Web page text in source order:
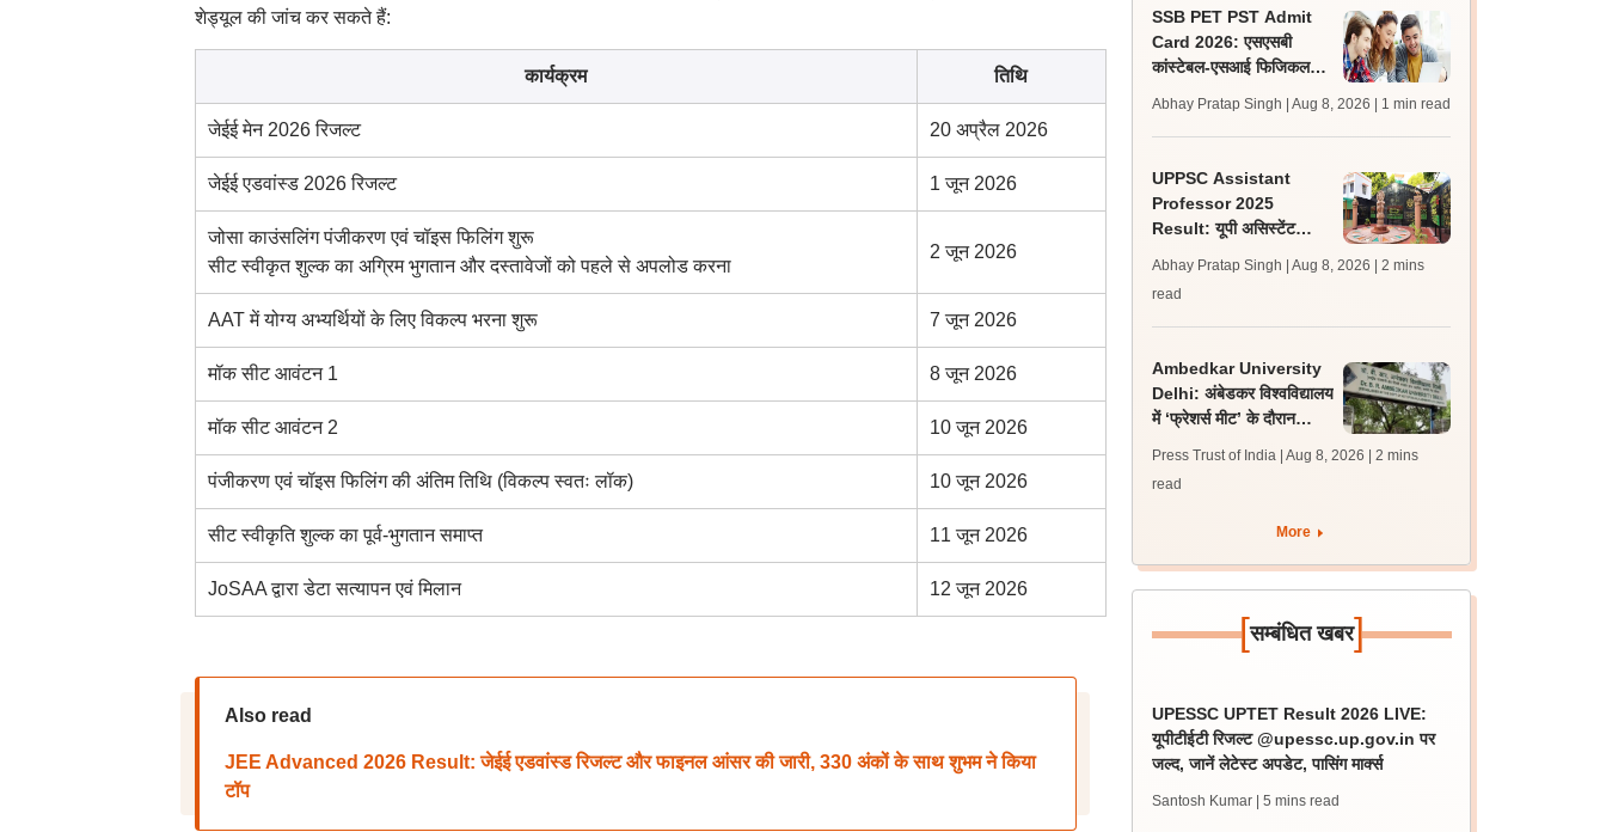
शेड्यूल की जांच कर सकते हैं:
कार्यक्रम तिथि
जेईई मेन 2026 रिजल्ट 20 अप्रैल 2026
जेईई एडवांस्ड 2026 रिजल्ट 1 जून 2026
जोसा काउंसलिंग पंजीकरण एवं चॉइस फिलिंग शुरू
सीट स्वीकृत शुल्क का अग्रिम भुगतान और दस्तावेजों को पहले से अपलोड करना
2 जून 2026
AAT में योग्य अभ्यर्थियों के लिए विकल्प भरना शुरू 7 जून 2026
मॉक सीट आवंटन 1 8 जून 2026
मॉक सीट आवंटन 2 10 जून 2026
पंजीकरण एवं चॉइस फिलिंग की अंतिम तिथि (विकल्प स्वतः लॉक) 10 जून 2026
सीट स्वीकृति शुल्क का पूर्व-भुगतान समाप्त 11 जून 2026
JoSAA द्वारा डेटा सत्यापन एवं मिलान 12 जून 2026
Also read
JEE Advanced 2026 Result: जेईई एडवांस्ड रिजल्ट और फाइनल आंसर की जारी, 330 अंकों के साथ शुभम ने किया
टॉप
SSB PET PST Admit
Card 2026: एसएसबी
कांस्टेबल-एसआई फिजिकल
डाउनलोड करें
Abhay Pratap Singh | Aug 8, 2026 | 1 min read
UPPSC Assistant
Professor 2025
Result: यूपी असिस्टेंट
विषयों के लिए जारी
Abhay Pratap Singh | Aug 8, 2026
| 2 mins
read
Ambedkar University
Delhi: अंबेडकर विश्वविद्यालय
में ‘फ्रेशर्स मीट’ के दौरान
Press Trust of India | Aug 8, 2026
| 2 mins
read
More
[सम्बंधित खबर]
UPESSC UPTET Result 2026 LIVE:
यूपीटीईटी रिजल्ट @upessc.up.gov.in पर
जल्द, जानें लेटेस्ट अपडेट, पासिंग मार्क्स
Santosh Kumar | 5 mins read